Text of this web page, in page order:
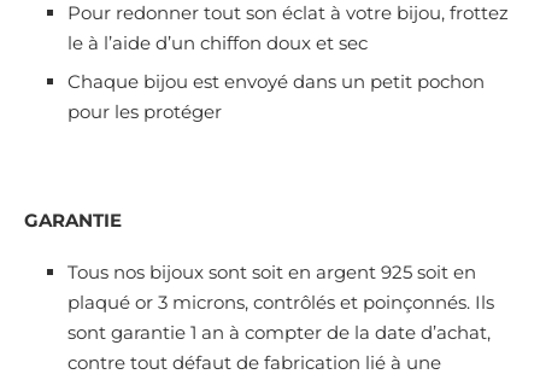
Pour redonner tout son éclat à votre bijou, frottez
le à l’aide d’un chiffon doux et sec
Chaque bijou est envoyé dans un petit pochon
pour les protéger
GARANTIE
Tous nos bijoux sont soit en argent 925 soit en
plaqué or 3 microns, contrôlés et poinçonnés. Ils
sont garantie 1 an à compter de la date d’achat,
contre tout défaut de fabrication lié à une